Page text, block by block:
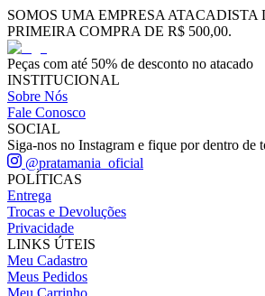
SOMOS UMA EMPRESA ATACADISTA
PRIMEIRA COMPRA DE R$ 500,00.
Peças com até 50% de desconto no atacado
INSTITUCIONAL
Sobre Nós
Fale Conosco
SOCIAL
Siga-nos no Instagram e fique por dentro de
@pratamania_oficial
POLÍTICAS
Entrega
Trocas e Devoluções
Privacidade
LINKS ÚTEIS
Meu Cadastro
Meus Pedidos
Meu Carrinho